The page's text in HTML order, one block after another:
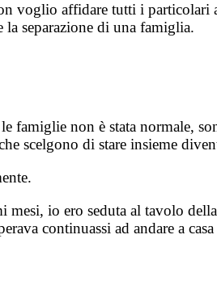
voglio affidare tutti i particolari
la separazione di una famiglia.
famiglie non è stata normale,
scelgono di stare insieme
io ero seduta al tavolo
continuassi ad andare a